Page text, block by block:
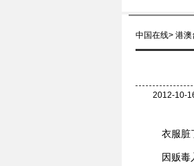
中国在线> 港澳
2012-10-
衣服脏
因贩毒